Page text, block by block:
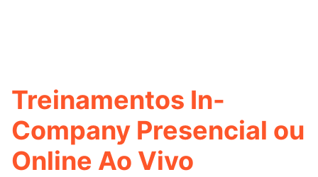
Treinamentos In-
Company Presencial ou
Online Ao Vivo